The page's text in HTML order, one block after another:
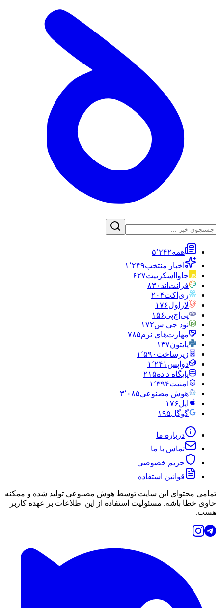
همه۵٬۲۴۲
اخبار منتخب۱٬۲۴۹
جاوااسکریپت۶۲۷
فرانت‌اند ۸۳۰
ری‌اکت۲۰۴
لاراول۱۷۶
پی‌اچ‌پی۱۵۶
نود جی‌اس۱۷۲
مهارت‌های نرم۷۸۵
پایتون۱۳۷
زیرساخت ۱٬۵۹۰
دواپس ۱٬۲۴۱
پایگاه داده۲۱۵
امنیت۱٬۳۹۴
هوش مصنوعی۳٬۰۸۵
اپل۱۷۶
گوگل۱۹۵
درباره ما
تماس با ما
حریم خصوصی
قوانین استفاده
تمامی محتوای این سایت توسط هوش مصنوعی تولید شده و ممکنه
حاوی خطا باشه. مسئولیت استفاده از این اطلاعات بر عهده کاربر
هست.